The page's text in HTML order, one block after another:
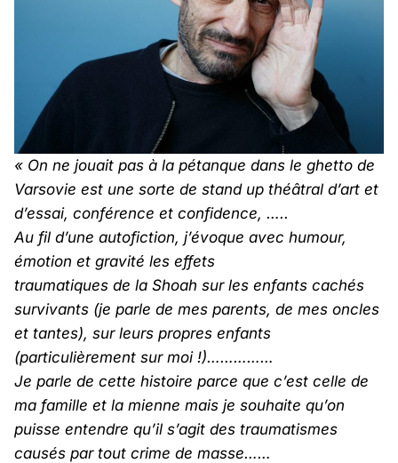
« On ne jouait pas à la pétanque dans le ghetto de
Varsovie est une sorte de stand up théâtral d’art et
d’essai, conférence et confidence, …..
Au fil d’une autofiction, j’évoque avec humour,
émotion et gravité les effets
traumatiques de la Shoah sur les enfants cachés
survivants (je parle de mes parents, de mes oncles
et tantes), sur leurs propres enfants
(particulièrement sur moi !)……………
Je parle de cette histoire parce que c’est celle de
ma famille et la mienne mais je souhaite qu’on
puisse entendre qu’il s’agit des traumatismes
causés par tout crime de masse……